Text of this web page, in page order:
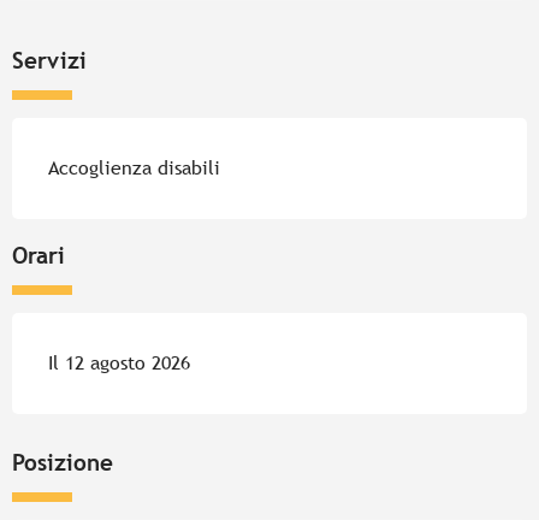
Servizi
Accoglienza disabili
Orari
Il 12 agosto 2026
Posizione